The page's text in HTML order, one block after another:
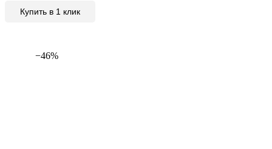
Купить в 1 клик
−46%